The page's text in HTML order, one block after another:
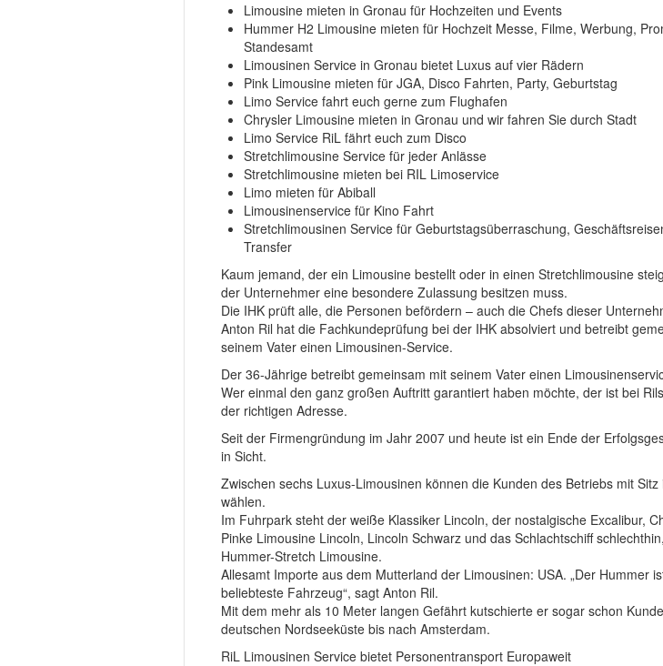
Limousine mieten in Gronau für Hochzeiten und Events
Hummer H2 Limousine mieten für Hochzeit Messe, Filme, Werbung,
Standesamt
Limousinen Service in Gronau bietet Luxus auf vier Rädern
Pink Limousine mieten für JGA, Disco Fahrten, Party, Geburtstag
Limo Service fahrt euch gerne zum Flughafen
Chrysler Limousine mieten in Gronau und wir fahren Sie durch Stadt
Limo Service RiL fährt euch zum Disco
Stretchlimousine Service für jeder Anlässe
Stretchlimousine mieten bei RIL Limoservice
Limo mieten für Abiball
Limousinenservice für Kino Fahrt
Stretchlimousinen Service für Geburtstagsüberraschung,
Transfer
Kaum jemand, der ein Limousine bestellt oder in einen Stretchlimousine
der Unternehmer eine besondere Zulassung besitzen muss.
Die IHK prüft alle, die Personen befördern – auch die Chefs dieser
Anton Ril hat die Fachkundeprüfung bei der IHK absolviert und betreibt
seinem Vater einen Limousinen-Service.
Der 36-Jährige betreibt gemeinsam mit seinem Vater einen
Wer einmal den ganz großen Auftritt garantiert haben möchte, der ist bei
der richtigen Adresse.
Seit der Firmengründung im Jahr 2007 und heute ist ein Ende der
in Sicht.
Zwischen sechs Luxus-Limousinen können die Kunden des Betriebs mit Sitz
wählen.
Im Fuhrpark steht der weiße Klassiker Lincoln, der nostalgische Excalibur,
Pinke Limousine Lincoln, Lincoln Schwarz und das Schlachtschiff
Hummer-Stretch Limousine.
Allesamt Importe aus dem Mutterland der Limousinen: USA. „Der Hummer
beliebteste Fahrzeug“, sagt Anton Ril.
Mit dem mehr als 10 Meter langen Gefährt kutschierte er sogar schon
deutschen Nordseeküste bis nach Amsterdam.
RiL Limousinen Service bietet Personentransport Europaweit